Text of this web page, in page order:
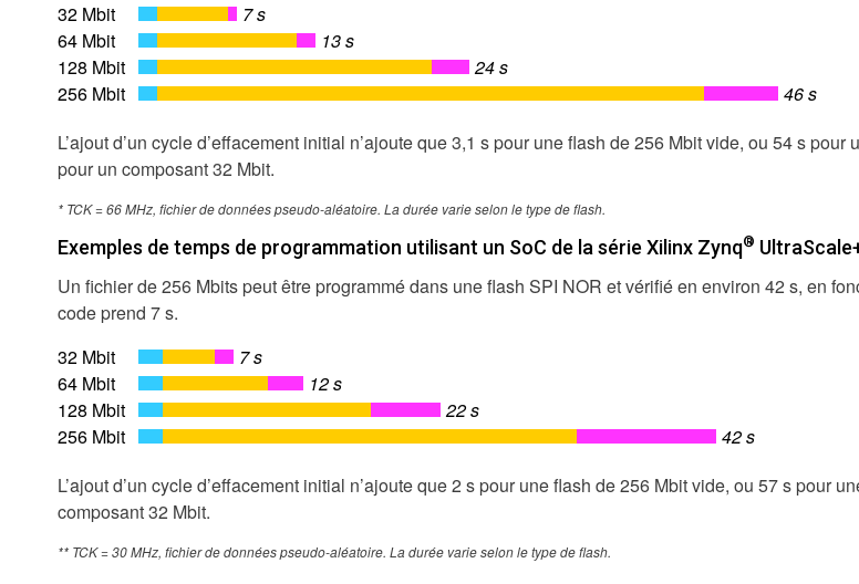
32 Mbit
7 s
64 Mbit
13 s
128 Mbit
24 s
256 Mbit
46 s
L’ajout d’un cycle d’effacement initial n’ajoute que 3,1 s pour une flash de 256 Mbit vide, ou 54 s
pour un composant 32 Mbit.
* TCK = 66 MHz, fichier de données pseudo-aléatoire. La durée varie selon le type de flash.
Exemples de temps de programmation utilisant un SoC de la série Xilinx Zynq®
Un fichier de 256 Mbits peut être programmé dans une flash SPI NOR et vérifié en environ 42 s, en
code prend 7 s.
32 Mbit
7 s
64 Mbit
12 s
128 Mbit
22 s
256 Mbit
42 s
L’ajout d’un cycle d’effacement initial n’ajoute que 2 s pour une flash de 256 Mbit vide, ou 57 s pour
composant 32 Mbit.
** TCK = 30 MHz, fichier de données pseudo-aléatoire. La durée varie selon le type de flash.